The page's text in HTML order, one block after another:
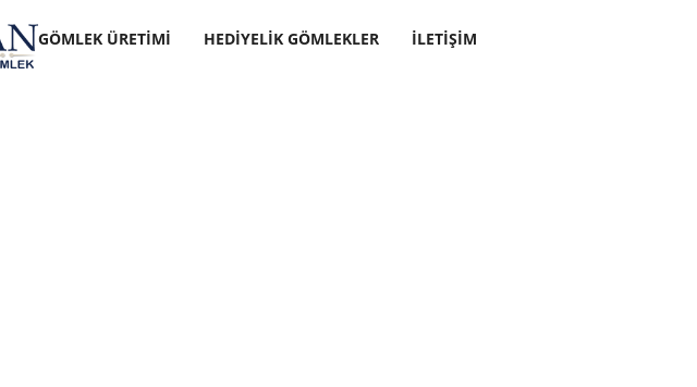
GÖMLEK ÜRETIMI HEDIYELIK GÖMLEKLER İLETIŞIM